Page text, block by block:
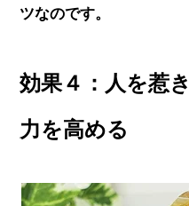
ツなのです。
効果４：人を惹
力を高める